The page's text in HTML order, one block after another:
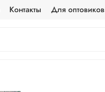
Контакты Для оптовиков